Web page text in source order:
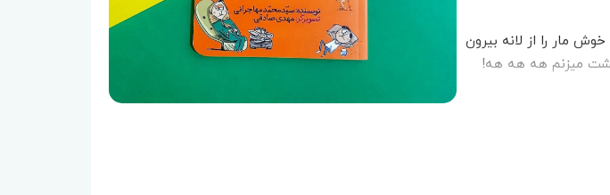
مار را از لانه بیرون
میزنم هه هه هه!